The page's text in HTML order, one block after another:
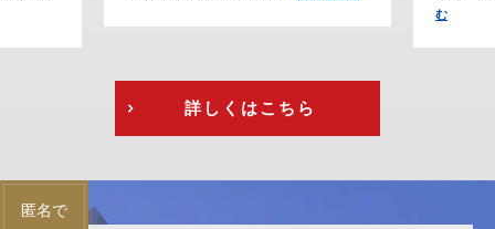
行...
詳しくはこちら